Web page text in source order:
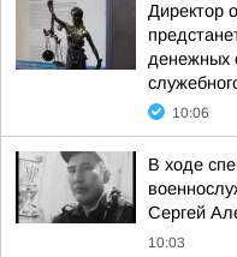
Директор
денежных
10:06
В ходе
Сергей
10:03